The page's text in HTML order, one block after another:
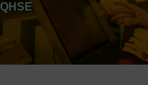
QHSE